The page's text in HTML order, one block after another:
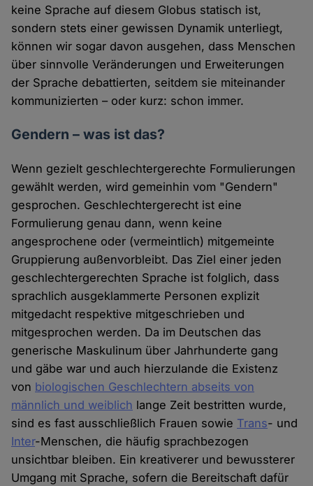
keine Sprache auf diesem Globus statisch ist,
sondern stets einer gewissen Dynamik unterliegt,
können wir sogar davon ausgehen, dass Menschen
über sinnvolle Veränderungen und Erweiterungen
der Sprache debattierten, seitdem sie miteinander
kommunizierten – oder kurz: schon immer.
Gendern – was ist das?
Wenn gezielt geschlechtergerechte Formulierungen
gewählt werden, wird gemeinhin vom "Gendern"
gesprochen. Geschlechtergerecht ist eine
Formulierung genau dann, wenn keine
angesprochene oder (vermeintlich) mitgemeinte
Gruppierung außenvorbleibt. Das Ziel einer jeden
geschlechtergerechten Sprache ist folglich, dass
sprachlich ausgeklammerte Personen explizit
mitgedacht respektive mitgeschrieben und
mitgesprochen werden. Da im Deutschen das
generische Maskulinum über Jahrhunderte gang
und gäbe war und auch hierzulande die Existenz
von biologischen Geschlechtern abseits von
männlich und weiblich lange Zeit bestritten wurde,
sind es fast ausschließlich Frauen sowie Trans- und
Inter-Menschen, die häufig sprachbezogen
unsichtbar bleiben. Ein kreativerer und bewussterer
Umgang mit Sprache, sofern die Bereitschaft dafür